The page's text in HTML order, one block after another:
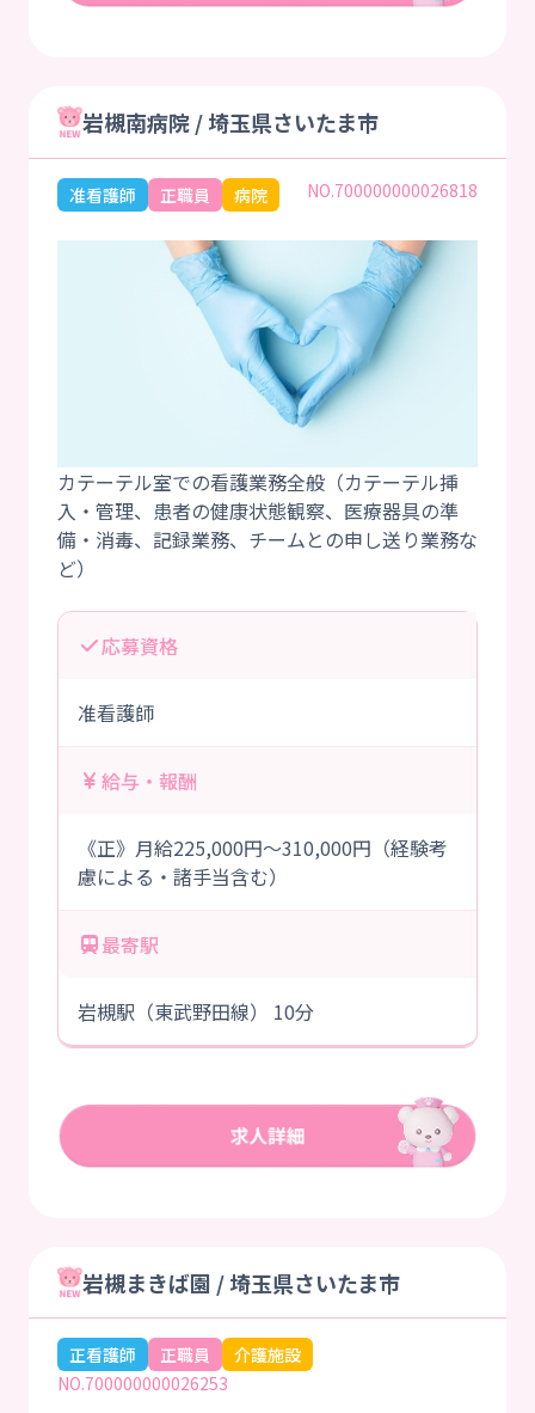
岩槻南病院 / 埼玉県さいたま市
准看護師 正職員 病院 NO.700000000026818
カテーテル室での看護業務全般（カテーテル挿
入・管理、患者の健康状態観察、医療器具の準
備・消毒、記録業務、チームとの申し送り業務な
応募資格
准看護師
給与・報酬
《正》月給225,000円～310,000円（経験考
慮による・諸手当含む）
最寄駅
岩槻駅（東武野田線） 10分
岩槻まきば園 / 埼玉県さいたま市
正看護師 正職員
介護施設
NO.700000000026253